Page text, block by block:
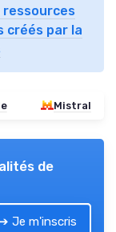
créés par la
Mistral
de
Je m'inscris